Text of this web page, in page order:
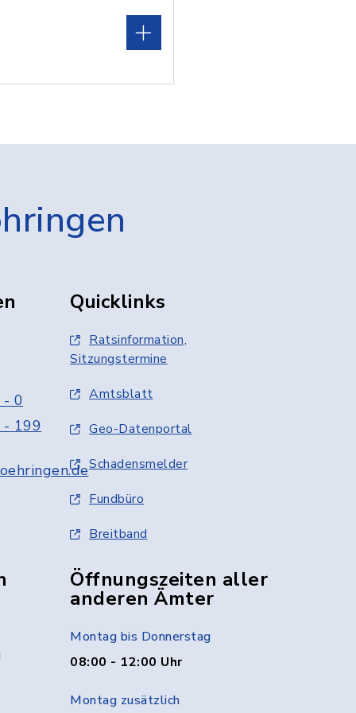
0
199
Quicklinks
Ratsinformation,
Sitzungstermine
Amtsblatt
Geo-Datenportal
Schadensmelder
Fundbüro
Breitband
Öffnungszeiten aller
anderen Ämter
Montag bis Donnerstag
08:00 - 12:00 Uhr
Montag zusätzlich